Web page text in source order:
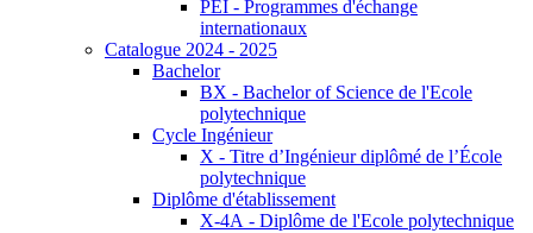
PEI - Programmes d'échange
internationaux
Catalogue 2024 - 2025
Bachelor
BX - Bachelor of Science de l'Ecole
polytechnique
Cycle Ingénieur
X - Titre d’Ingénieur diplômé de l’École
polytechnique
Diplôme d'établissement
X-4A - Diplôme de l'Ecole polytechnique